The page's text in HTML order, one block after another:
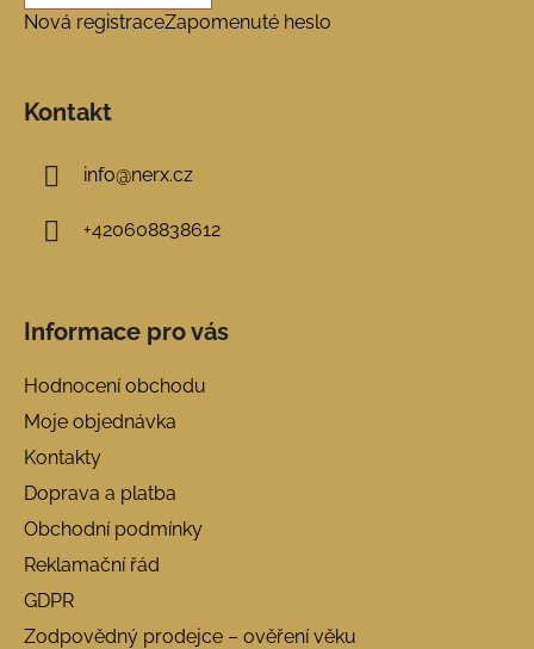
Nová registraceZapomenuté heslo
Kontakt
info@nerx.cz
+420608838612
Informace pro vás
Hodnocení obchodu
Moje objednávka
Kontakty
Doprava a platba
Obchodní podmínky
Reklamační řád
GDPR
Zodpovědný prodejce – ověření věku